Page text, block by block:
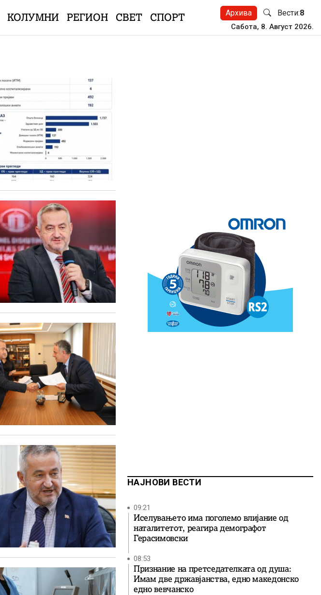
КОЛУМНИ РЕГИОН СВЕТ СПОРТ Архива Вести:8
Сабота, 8. Август 2026.
НАЈНОВИ ВЕСТИ
09:21
Иселувањето има поголемо влијание од
наталитетот, реагира демографот
Герасимовски
08:53
Признание на претседателката од душа:
Имам две државјанства, едно македонско
едно вевчанско